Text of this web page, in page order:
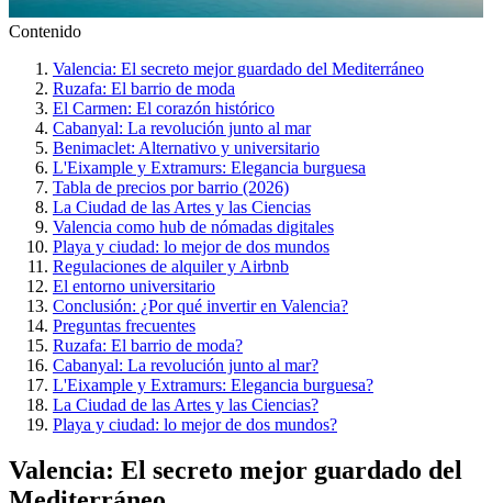
Contenido
Valencia: El secreto mejor guardado del Mediterráneo
Ruzafa: El barrio de moda
El Carmen: El corazón histórico
Cabanyal: La revolución junto al mar
Benimaclet: Alternativo y universitario
L'Eixample y Extramurs: Elegancia burguesa
Tabla de precios por barrio (2026)
La Ciudad de las Artes y las Ciencias
Valencia como hub de nómadas digitales
Playa y ciudad: lo mejor de dos mundos
Regulaciones de alquiler y Airbnb
El entorno universitario
Conclusión: ¿Por qué invertir en Valencia?
Preguntas frecuentes
Ruzafa: El barrio de moda?
Cabanyal: La revolución junto al mar?
L'Eixample y Extramurs: Elegancia burguesa?
La Ciudad de las Artes y las Ciencias?
Playa y ciudad: lo mejor de dos mundos?
Valencia: El secreto mejor guardado del